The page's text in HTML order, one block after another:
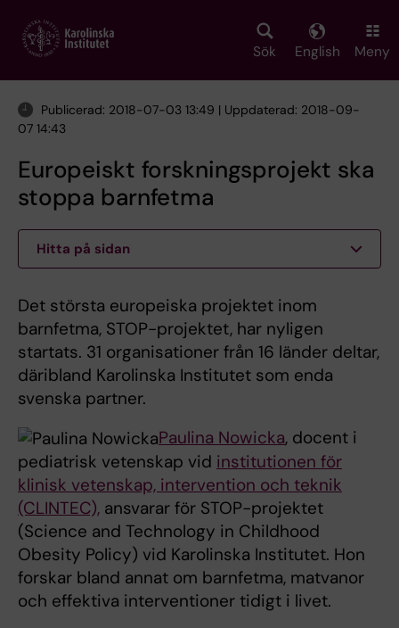
main
Sök English Meny
Publicerad: 2018-07-03 13:49 | Uppdaterad: 2018-09-
07 14:43
Europeiskt forskningsprojekt ska
stoppa barnfetma
Hitta på sidan
Det största europeiska projektet inom
barnfetma, STOP-projektet, har nyligen
startats. 31 organisationer från 16 länder deltar,
däribland Karolinska Institutet som enda
svenska partner.
Paulina Nowicka, docent i
pediatrisk vetenskap vid institutionen för
klinisk vetenskap, intervention och teknik
(CLINTEC), ansvarar för STOP-projektet
(Science and Technology in Childhood
Obesity Policy) vid Karolinska Institutet. Hon
forskar bland annat om barnfetma, matvanor
och effektiva interventioner tidigt i livet.